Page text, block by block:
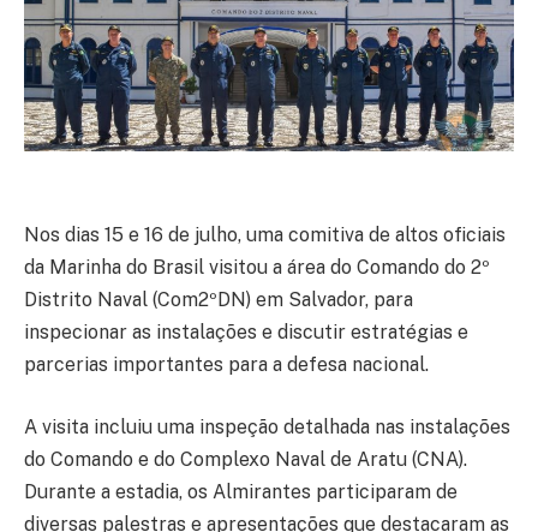
Nos dias 15 e 16 de julho, uma comitiva de altos oficiais
da Marinha do Brasil visitou a área do Comando do 2º
Distrito Naval (Com2ºDN) em Salvador, para
inspecionar as instalações e discutir estratégias e
parcerias importantes para a defesa nacional.
A visita incluiu uma inspeção detalhada nas instalações
do Comando e do Complexo Naval de Aratu (CNA).
Durante a estadia, os Almirantes participaram de
diversas palestras e apresentações que destacaram as